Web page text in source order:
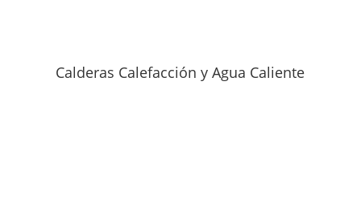
Calderas Calefacción y Agua Caliente